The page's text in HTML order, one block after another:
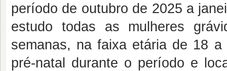
período de outubro de 2025 a
estudo todas as mulheres
semanas, na faixa etária de 18
pré-natal durante o período e